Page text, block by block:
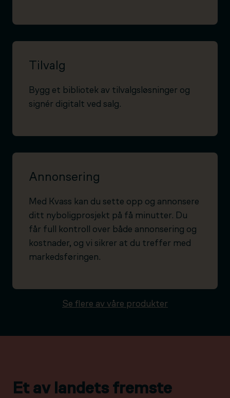
Tilvalg
Bygg et bibliotek av tilvalgsløsninger og
signér digitalt ved salg.
Annonsering
Med Kvass kan du sette opp og annonsere
ditt nyboligprosjekt på få minutter. Du
får full kontroll over både annonsering og
kostnader, og vi sikrer at du treffer med
markedsføringen.
Se flere av våre produkter
Et av landets fremste